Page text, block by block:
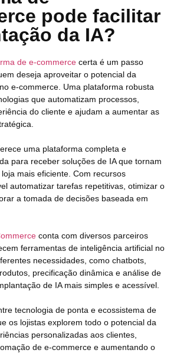
pode facilitar
da IA?
de e-commerce certa é um passo
deseja aproveitar o potencial da
e-commerce. Uma plataforma robusta
que automatizam processos,
do cliente e ajudam a aumentar as
uma plataforma completa e
para receber soluções de IA que tornam
mais eficiente. Com recursos
automatizar tarefas repetitivas, otimizar o
a tomada de decisões baseada em
conta com diversos parceiros
ferramentas de inteligência artificial no
necessidades, como chatbots,
precificação dinâmica e análise de
de IA mais simples e acessível.
tecnologia de ponta e ecossistema de
os lojistas explorem todo o potencial da
personalizadas aos clientes,
de e-commerce e aumentando o